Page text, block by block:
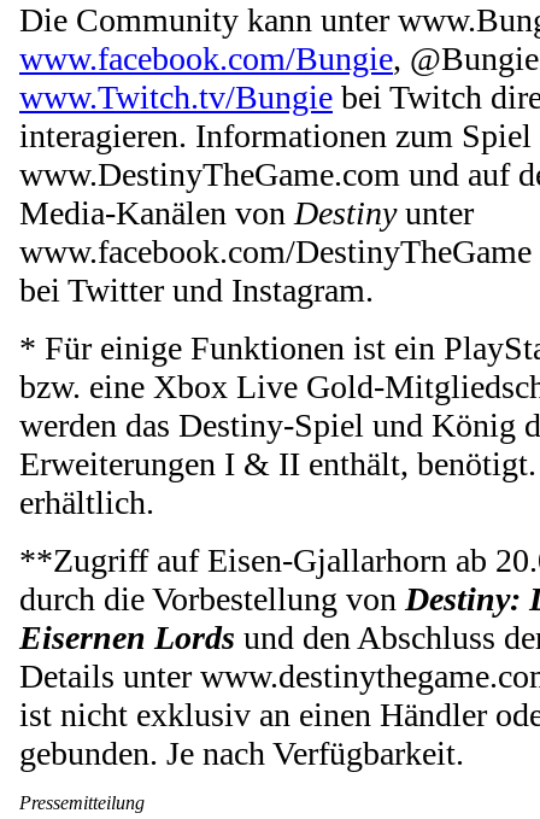
Die Community kann unter
www.facebook.com/Bungie,
www.Twitch.tv/Bungie bei Twitch
interagieren. Informationen zum Spiel
www.DestinyTheGame.com und auf
Media-Kanälen vonDestinyunter
www.facebook.com/
bei Twitter und Instagram.
* Für einige Funktionen ist ein
bzw. eine Xbox Live Gold-
werden das Destiny-Spiel und König
Erweiterungen I & II enthält, benötigt.
erhältlich.
**Zugriff auf Eisen-Gjallarhorn ab
durch die Vorbestellung vonDestiny:
Eisernen Lords und den Abschluss
Details unter
ist nicht exklusiv an einen Händler
gebunden. Je nach Verfügbarkeit.
Pressemitteilung